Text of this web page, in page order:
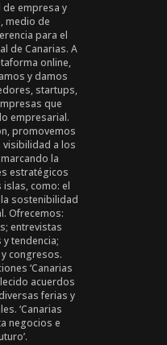
de empresa y
medio de
para el
de Canarias. A
online,
y damos
startups,
que
empresarial.
promovemos
visibilidad a los
la
estratégicos
como: el
sostenibilidad
Ofrecemos:
entrevistas
tendencia;
congresos.
‘Canarias
acuerdos
ferias y
‘Canarias
negocios e